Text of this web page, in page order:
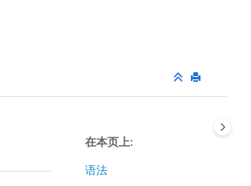
在本页上
语法